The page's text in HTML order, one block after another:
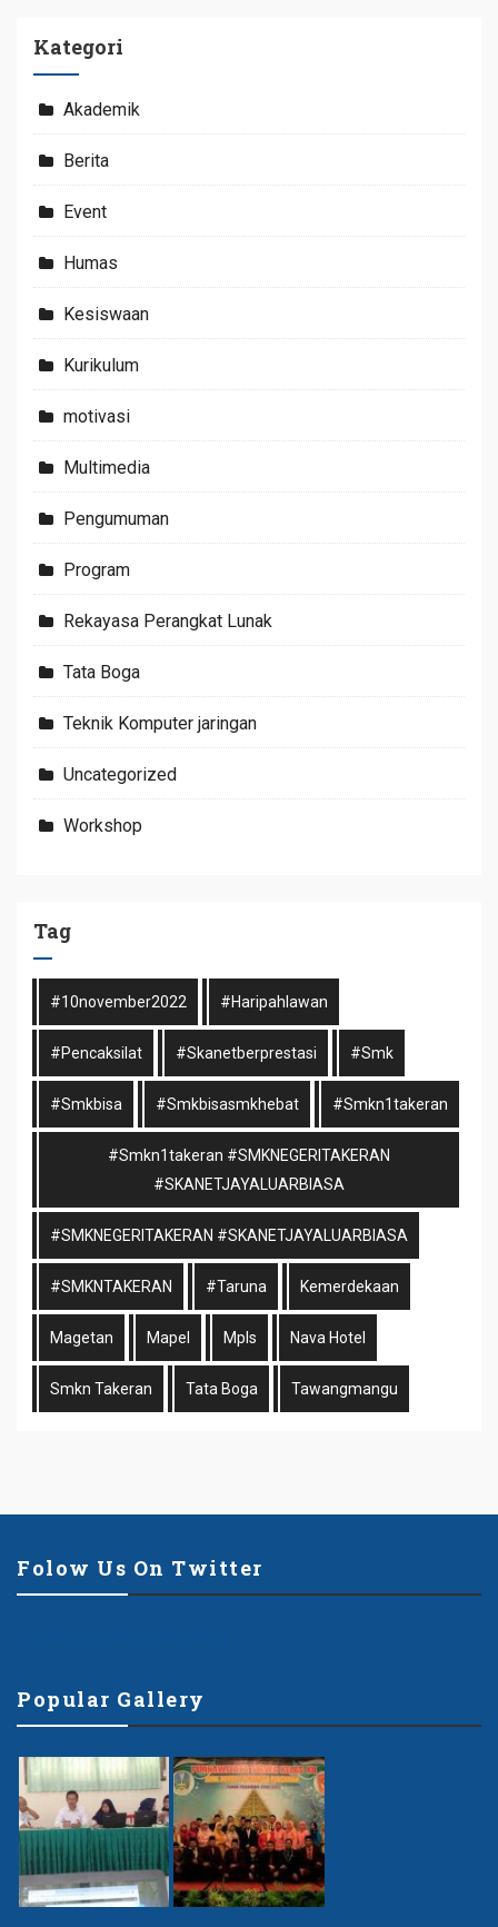
Kategori
Akademik
Berita
Event
Humas
Kesiswaan
Kurikulum
motivasi
Multimedia
Pengumuman
Program
Rekayasa Perangkat Lunak
Tata Boga
Teknik Komputer jaringan
Uncategorized
Workshop
Tag
#10november2022 #haripahlawan
#pencaksilat #skanetberprestasi #smk
#smkbisa #smkbisasmkhebat #smkn1takeran
#smkn1takeran #SMKNEGERITAKERAN
#SKANETJAYALUARBIASA
#SMKNEGERITAKERAN #SKANETJAYALUARBIASA
#SMKNTAKERAN #taruna Kemerdekaan
Magetan Mapel Mpls Nava Hotel
Smkn Takeran Tata Boga Tawangmangu
Folow Us On Twitter
Popular Gallery